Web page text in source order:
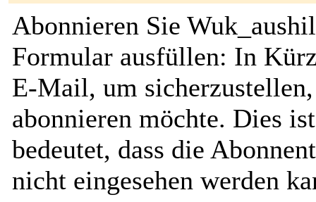
Abonnieren Sie
Formular ausfüllen: In
E-Mail, um
abonnieren möchte. Dies
bedeutet, dass die
nicht eingesehen werden